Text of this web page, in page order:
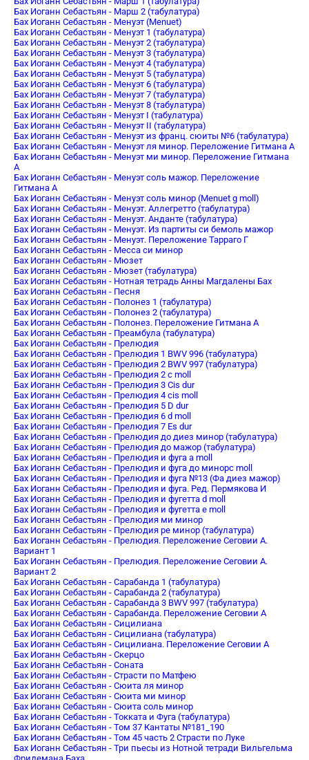
Бах Иоганн Себастьян - Марш 2 (табулатура)
Бах Иоганн Себастьян - Менуэт (Menuet)
Бах Иоганн Себастьян - Менуэт 1 (табулатура)
Бах Иоганн Себастьян - Менуэт 2 (табулатура)
Бах Иоганн Себастьян - Менуэт 3 (табулатура)
Бах Иоганн Себастьян - Менуэт 4 (табулатура)
Бах Иоганн Себастьян - Менуэт 5 (табулатура)
Бах Иоганн Себастьян - Менуэт 6 (табулатура)
Бах Иоганн Себастьян - Менуэт 7 (табулатура)
Бах Иоганн Себастьян - Менуэт 8 (табулатура)
Бах Иоганн Себастьян - Менуэт I (табулатура)
Бах Иоганн Себастьян - Менуэт II (табулатура)
Бах Иоганн Себастьян - Менуэт из франц. сюиты №6 (табулатура)
Бах Иоганн Себастьян - Менуэт ля минор. Переложение Гитмана А
Бах Иоганн Себастьян - Менуэт ми минор. Переложение Гитмана
А
Бах Иоганн Себастьян - Менуэт соль мажор. Переложение
Гитмана А
Бах Иоганн Себастьян - Менуэт соль минор (Menuet g moll)
Бах Иоганн Себастьян - Менуэт. Аллегретто (табулатура)
Бах Иоганн Себастьян - Менуэт. Анданте (табулатура)
Бах Иоганн Себастьян - Менуэт. Из партиты си бемоль мажор
Бах Иоганн Себастьян - Менуэт. Переложение Тарраго Г
Бах Иоганн Себастьян - Месса си минор
Бах Иоганн Себастьян - Мюзет
Бах Иоганн Себастьян - Мюзет (табулатура)
Бах Иоганн Себастьян - Нотная тетрадь Анны Магдалены Бах
Бах Иоганн Себастьян - Песня
Бах Иоганн Себастьян - Полонез 1 (табулатура)
Бах Иоганн Себастьян - Полонез 2 (табулатура)
Бах Иоганн Себастьян - Полонез. Переложение Гитмана А
Бах Иоганн Себастьян - Преамбула (табулатура)
Бах Иоганн Себастьян - Прелюдия
Бах Иоганн Себастьян - Прелюдия 1 BWV 996 (табулатура)
Бах Иоганн Себастьян - Прелюдия 2 BWV 997 (табулатура)
Бах Иоганн Себастьян - Прелюдия 2 c moll
Бах Иоганн Себастьян - Прелюдия 3 Cis dur
Бах Иоганн Себастьян - Прелюдия 4 cis moll
Бах Иоганн Себастьян - Прелюдия 5 D dur
Бах Иоганн Себастьян - Прелюдия 6 d moll
Бах Иоганн Себастьян - Прелюдия 7 Es dur
Бах Иоганн Себастьян - Прелюдия до диез минор (табулатура)
Бах Иоганн Себастьян - Прелюдия до мажор (табулатура)
Бах Иоганн Себастьян - Прелюдия и фуга a moll
Бах Иоганн Себастьян - Прелюдия и фуга до минорc moll
Бах Иоганн Себастьян - Прелюдия и фуга №13 (Фа диез мажор)
Бах Иоганн Себастьян - Прелюдия и фуга. Ред. Пермякова И
Бах Иоганн Себастьян - Прелюдия и фугетта d moll
Бах Иоганн Себастьян - Прелюдия и фугетта e moll
Бах Иоганн Себастьян - Прелюдия ми минор
Бах Иоганн Себастьян - Прелюдия ре минор (табулатура)
Бах Иоганн Себастьян - Прелюдия. Переложение Сеговии А.
Вариант 1
Бах Иоганн Себастьян - Прелюдия. Переложение Сеговии А.
Вариант 2
Бах Иоганн Себастьян - Сарабанда 1 (табулатура)
Бах Иоганн Себастьян - Сарабанда 2 (табулатура)
Бах Иоганн Себастьян - Сарабанда 3 BWV 997 (табулатура)
Бах Иоганн Себастьян - Сарабанда. Переложение Сеговии А
Бах Иоганн Себастьян - Сицилиана
Бах Иоганн Себастьян - Сицилиана (табулатура)
Бах Иоганн Себастьян - Сицилиана. Переложение Сеговии А
Бах Иоганн Себастьян - Скерцо
Бах Иоганн Себастьян - Соната
Бах Иоганн Себастьян - Страсти по Матфею
Бах Иоганн Себастьян - Сюита ля минор
Бах Иоганн Себастьян - Сюита ми минор
Бах Иоганн Себастьян - Сюита соль минор
Бах Иоганн Себастьян - Токката и Фуга (табулатура)
Бах Иоганн Себастьян - Том 37 Кантаты №181_190
Бах Иоганн Себастьян - Том 45 часть 2 Страсти по Луке
Бах Иоганн Себастьян - Три пьесы из Нотной тетради Вильгельма